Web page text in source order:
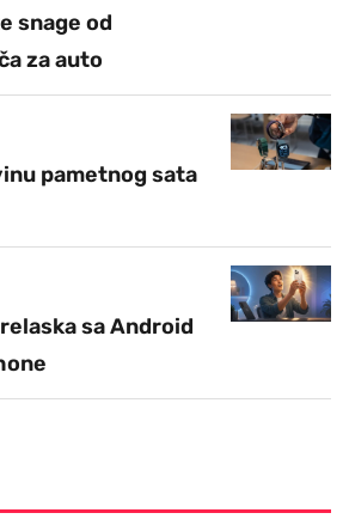
snage od
za auto
pametnog sata
sa Android